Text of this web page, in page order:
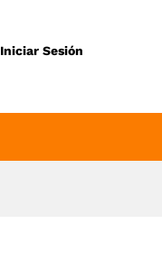
Iniciar Sesión